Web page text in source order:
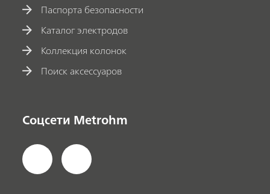
Паспорта безопасности
Каталог электродов
Коллекция колонок
Поиск аксессуаров
Соцсети Metrohm